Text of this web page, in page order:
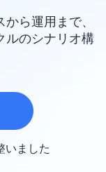
ら運用まで、
ルのシナリオ構
いました